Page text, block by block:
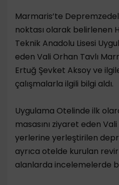
Marmaris’te
noktası olarak belirlenen
Teknik Anadolu Lisesi
eden Vali Orhan Tavlı
Ertuğ Şevket Aksoy ve
çalışmalarla ilgili bilgi aldı.
Uygulama Otelinde ilk
masasını ziyaret eden
yerlerine yerleştirilen
ayrıca otelde kurulan
alanlarda incelemelerde